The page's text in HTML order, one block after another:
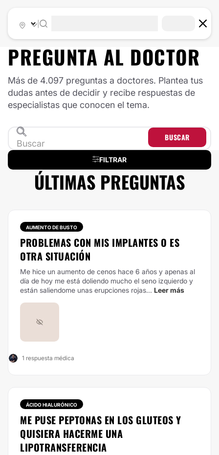
PREGUNTA AL DOCTOR
Más de 4.097 preguntas a doctores. Plantea tus
dudas antes de decidir y recibe respuestas de
especialistas que conocen el tema.
BUSCAR
ÚLTIMAS PREGUNTAS
FILTRAR
AUMENTO DE BUSTO
PROBLEMAS CON MIS IMPLANTES O ES
OTRA SITUACIÓN
Me hice un aumento de cenos hace 6 años y apenas al
día de hoy me está doliendo mucho el seno izquierdo y
están saliendome unas erupciones rojas... Leer más
1 respuesta médica
ÁCIDO HIALURÓNICO
ME PUSE PEPTONAS EN LOS GLUTEOS Y
QUISIERA HACERME UNA
LIPOTRANSFERENCIA